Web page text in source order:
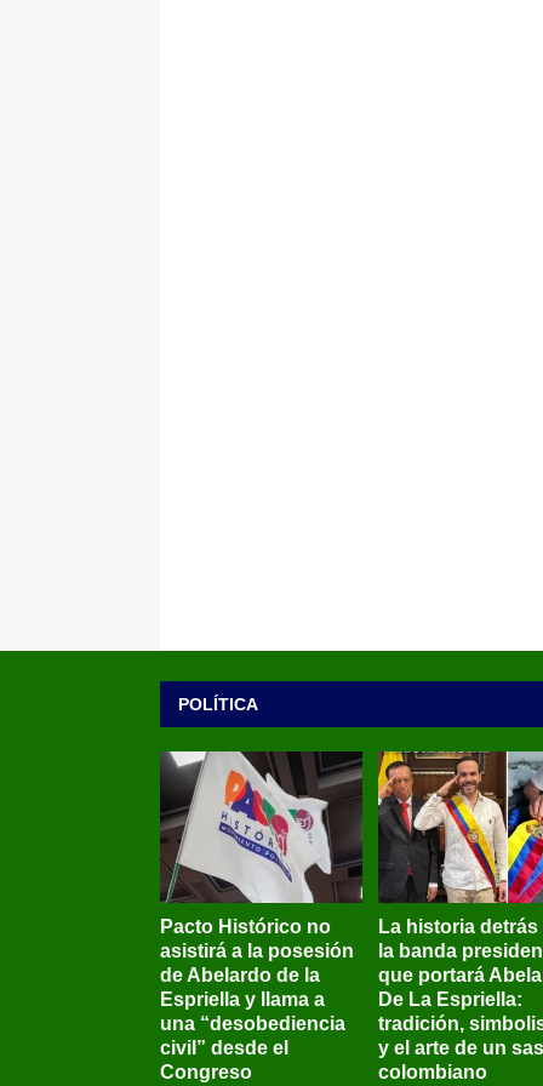
POLÍTICA
Pacto Histórico no
asistirá a la posesión
de Abelardo de la
Espriella y llama a
una “desobediencia
civil” desde el
Congreso
La historia detrás
la banda
que portará
De La Espriella:
tradición,
y el arte de un
colombiano